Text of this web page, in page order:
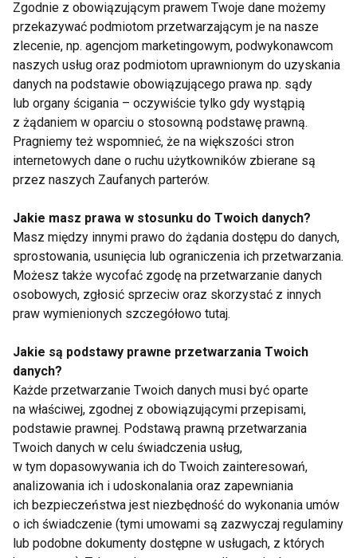
Kolejne zwycięstwa
Cheerleaderek z
Zabrza
Cheerleaders Energy -
koniec sezonu w
dobrym stylu
Pokaż więcej
Nie przegap nowości ze
świata FIT!
Zapisz się do naszego newslettera
Wyrażam zgodę na otrzymywanie informacji
handlowej drogą elektroniczną na podany adres e-mail
przez FIT.PL. Więcej informacji znajdziesz w Polityce
Prywatności.
ZAPISZ SIĘ
Zgodnie z obowiązującym prawem Twoje dane możemy
przekazywać podmiotom przetwarzającym je na nasze
zlecenie, np. agencjom marketingowym, podwykonawcom
naszych usług oraz podmiotom uprawnionym do uzyskania
danych na podstawie obowiązującego prawa np. sądy
lub organy ścigania – oczywiście tylko gdy wystąpią
z żądaniem w oparciu o stosowną podstawę prawną.
Pragniemy też wspomnieć, że na większości stron
internetowych dane o ruchu użytkowników zbierane są
przez naszych Zaufanych parterów.
Jakie masz prawa w stosunku do Twoich danych?
Masz między innymi prawo do żądania dostępu do danych,
sprostowania, usunięcia lub ograniczenia ich przetwarzania.
Możesz także wycofać zgodę na przetwarzanie danych
osobowych, zgłosić sprzeciw oraz skorzystać z innych
praw wymienionych szczegółowo tutaj.
Jakie są podstawy prawne przetwarzania Twoich
danych?
Każde przetwarzanie Twoich danych musi być oparte
na właściwej, zgodnej z obowiązującymi przepisami,
podstawie prawnej. Podstawą prawną przetwarzania
Twoich danych w celu świadczenia usług,
w tym dopasowywania ich do Twoich zainteresowań,
analizowania ich i udoskonalania oraz zapewniania
ich bezpieczeństwa jest niezbędność do wykonania umów
o ich świadczenie (tymi umowami są zazwyczaj regulaminy
lub podobne dokumenty dostępne w usługach, z których